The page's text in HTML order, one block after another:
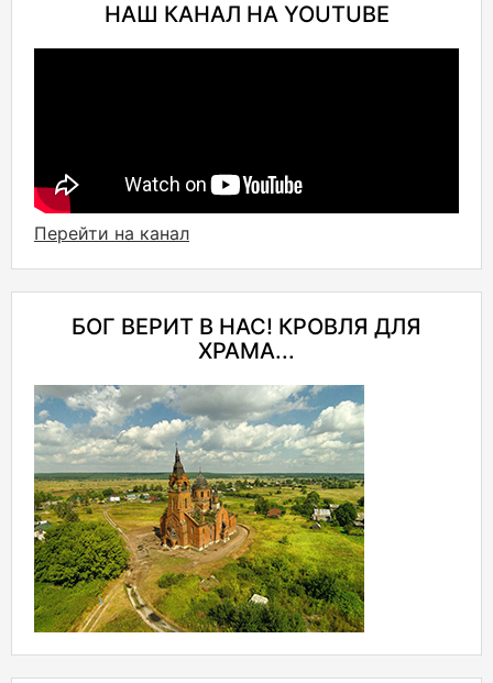
НАШ КАНАЛ НА YOUTUBE
Перейти на канал
БОГ ВЕРИТ В НАС! КРОВЛЯ ДЛЯ
ХРАМА...